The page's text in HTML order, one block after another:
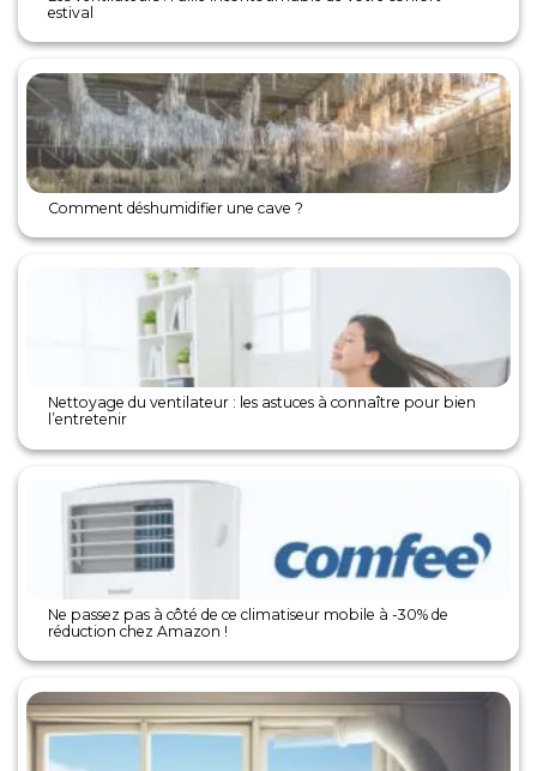
estival
Comment déshumidifier une cave ?
Nettoyage du ventilateur : les astuces à connaître pour bien
l’entretenir
Ne passez pas à côté de ce climatiseur mobile à -30% de
réduction chez Amazon !